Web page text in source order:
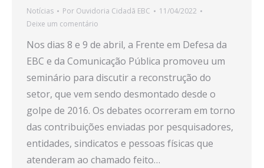
Notícias Por Ouvidoria Cidadã EBC
11/04/2022
Deixe um comentário
Nos dias 8 e 9 de abril, a Frente em Defesa da
EBC e da Comunicação Pública promoveu um
seminário para discutir a reconstrução do
setor, que vem sendo desmontado desde o
golpe de 2016. Os debates ocorreram em torno
das contribuições enviadas por pesquisadores,
entidades, sindicatos e pessoas físicas que
atenderam ao chamado feito…